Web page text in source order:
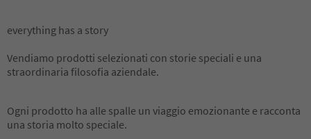
everything has a story
Vendiamo prodotti selezionati con storie speciali e una
straordinaria filosofia aziendale.
Ogni prodotto ha alle spalle un viaggio emozionante e racconta
una storia molto speciale.